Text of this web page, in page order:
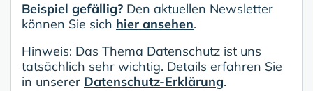
Beispiel gefällig? Den aktuellen Newsletter
können Sie sich hier ansehen.
Hinweis: Das Thema Datenschutz ist uns
tatsächlich sehr wichtig. Details erfahren Sie
in unserer Datenschutz-Erklärung.